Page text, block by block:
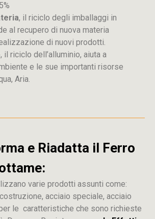
, il riciclo degli imballaggi in
al recupero di nuova materia
di nuovi prodotti.
, il riciclo dell’alluminio, aiuta a
e le sue importanti risorse
Aria.
e Riadatta il Ferro
varie prodotti assunti come:
acciaio speciale, acciaio
le caratteristiche che sono richieste